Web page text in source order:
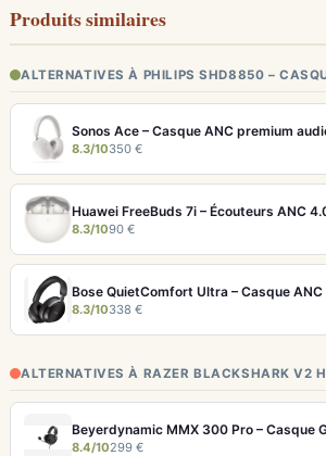
Produits similaires
ALTERNATIVES À PHILIPS SHD8850 –
8.3/10350 €
8.3/1090 €
8.3/10338 €
ALTERNATIVES À RAZER BLACKSHARK V2
8.4/10299 €